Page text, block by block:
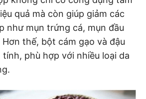
quả mà còn giúp giảm các
như mụn trứng cá, mụn đầu
thế, bột cám gạo và đậu
phù hợp với nhiều loại da